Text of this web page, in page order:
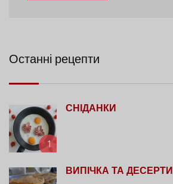
Останні рецепти
1
СНІДАНКИ
ВИПІЧКА ТА ДЕСЕРТИ